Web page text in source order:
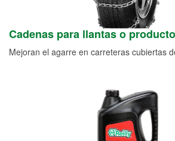
Cadenas para llantas o
Mejoran el agarre en carreteras cubiertas